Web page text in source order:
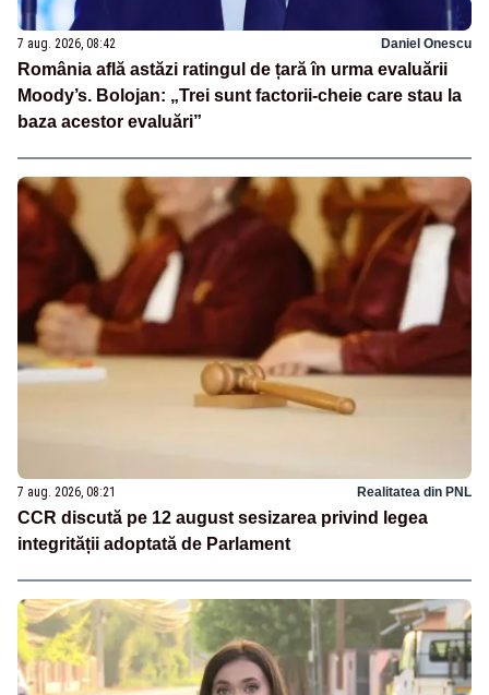
7 aug. 2026, 08:42 Daniel Onescu
România află astăzi ratingul de țară în urma evaluării
Moody’s. Bolojan: „Trei sunt factorii-cheie care stau la
baza acestor evaluări”
7 aug. 2026, 08:21 Realitatea din PNL
CCR discută pe 12 august sesizarea privind legea
integrității adoptată de Parlament